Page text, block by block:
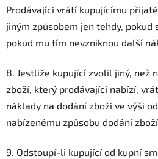
Prodávající vrátí kupujícímu
jiným způsobem jen tehdy, pokud
pokud mu tím nevzniknou další
8. Jestliže kupující zvolil jiný, než
zboží, který prodávající nabízí,
náklady na dodání zboží ve výši
nabízenému způsobu dodání
9. Odstoupí-li kupující od kupní